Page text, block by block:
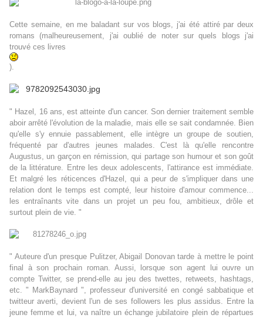
Cette semaine, en me baladant sur vos blogs, j'ai été attiré par deux
romans (malheureusement, j'ai oublié de noter sur quels blogs j'ai
trouvé ces livres
).
" Hazel, 16 ans, est atteinte d'un cancer. Son dernier traitement semble
aboir arrêté l'évolution de la maladie, mais elle se sait condamnée. Bien
qu'elle s'y ennuie passablement, elle intègre un groupe de soutien,
fréquenté par d'autres jeunes malades. C'est là qu'elle rencontre
Augustus, un garçon en rémission, qui partage son humour et son goût
de la littérature. Entre les deux adolescents, l'attirance est immédiate.
Et malgré les réticences d'Hazel, qui a peur de s'impliquer dans une
relation dont le temps est compté, leur histoire d'amour commence...
les entraînants vite dans un projet un peu fou, ambitieux, drôle et
surtout plein de vie. "
" Auteure d'un presque Pulitzer, Abigail Donovan tarde à mettre le point
final à son prochain roman. Aussi, lorsque son agent lui ouvre un
compte Twitter, se prend-elle au jeu des twettes, retweets, hashtags,
etc. " MarkBaynard ", professeur d'université en congé sabbatique et
twitteur averti, devient l'un de ses followers les plus assidus. Entre la
jeune femme et lui, va naître un échange jubilatoire plein de répartues